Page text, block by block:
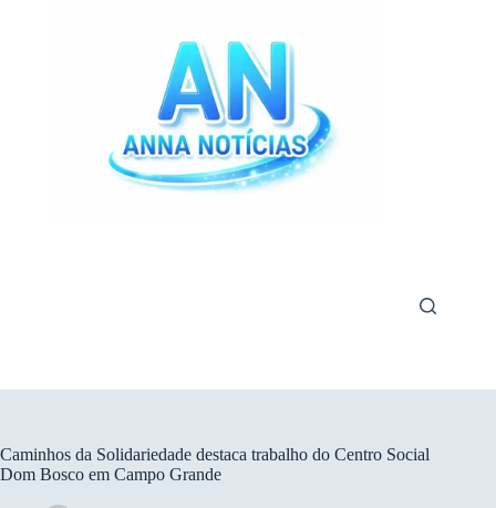
Caminhos da Solidariedade destaca trabalho do Centro Social
Dom Bosco em Campo Grande